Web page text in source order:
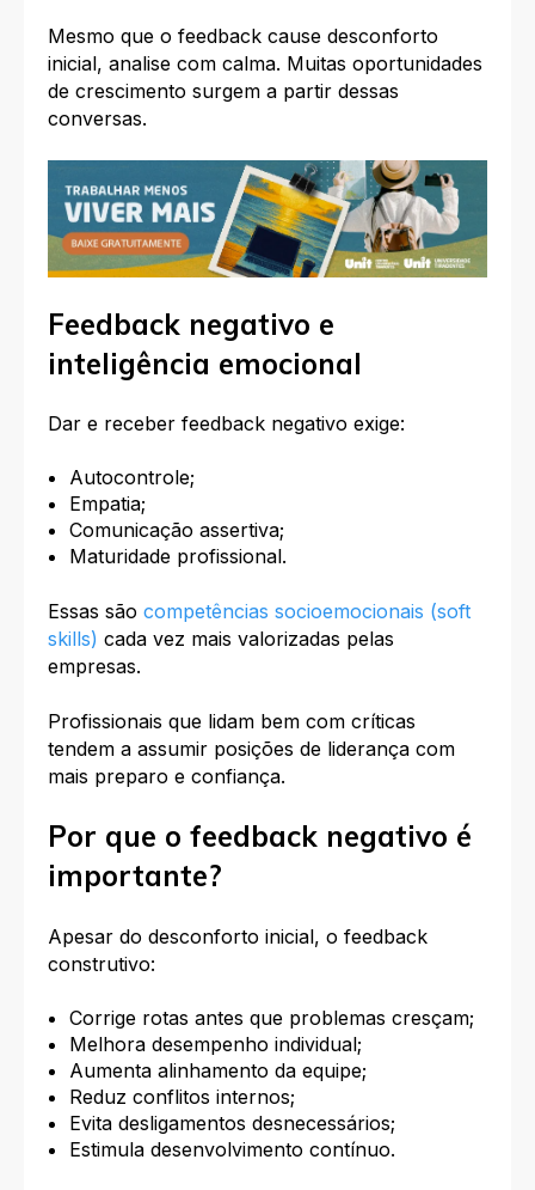
Mesmo que o feedback cause desconforto
inicial, analise com calma. Muitas oportunidades
de crescimento surgem a partir dessas
conversas.
Feedback negativo e
inteligência emocional
Dar e receber feedback negativo exige:
Autocontrole;
Empatia;
Comunicação assertiva;
Maturidade profissional.
Essas são competências socioemocionais (soft
skills) cada vez mais valorizadas pelas
empresas.
Profissionais que lidam bem com críticas
tendem a assumir posições de liderança com
mais preparo e confiança.
Por que o feedback negativo é
importante?
Apesar do desconforto inicial, o feedback
construtivo:
Corrige rotas antes que problemas cresçam;
Melhora desempenho individual;
Aumenta alinhamento da equipe;
Reduz conflitos internos;
Evita desligamentos desnecessários;
Estimula desenvolvimento contínuo.